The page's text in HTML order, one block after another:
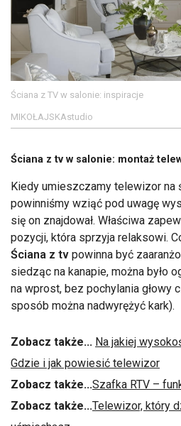
Ściana z TV w salonie: inspiracje
MIKOŁAJSKAstudio
Ściana z tv w salonie: montaż
Kiedy umieszczamy telewizor na
powinniśmy wziąć pod uwagę
się on znajdował. Właściwa
pozycji, która sprzyja relaksowi.
Ściana z tv powinna być
siedząc na kanapie, można było
na wprost, bez pochylania głowy
sposób można nadwyrężyć kark).
Zobacz także... Na jakiej
Gdzie i jak powiesić telewizor
Zobacz także...Szafka RTV –
Zobacz także...Telewizor, który